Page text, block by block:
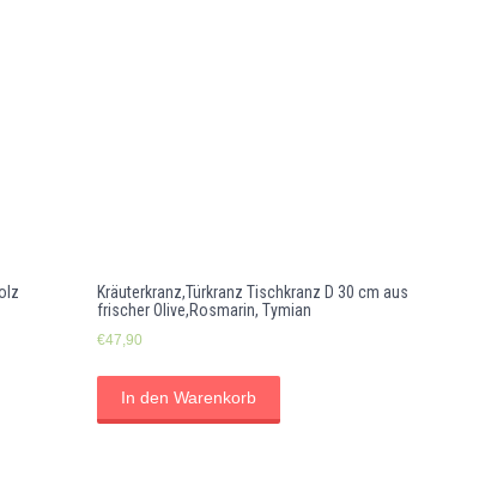
Kräuterkranz,Türkranz Tischkranz D 30 cm aus
frischer Olive,Rosmarin, Tymian
€47,90
In den Warenkorb